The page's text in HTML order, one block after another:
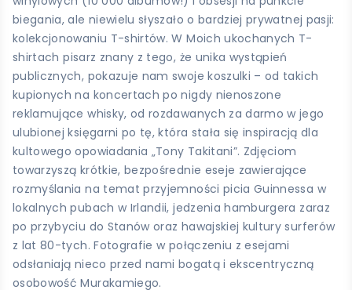
biegania, ale niewielu słyszało o bardziej prywatnej pasji:
kolekcjonowaniu T-shirtów. W Moich ukochanych T-
shirtach pisarz znany z tego, że unika wystąpień
publicznych, pokazuje nam swoje koszulki – od takich
kupionych na koncertach po nigdy nienoszone
reklamujące whisky, od rozdawanych za darmo w jego
ulubionej księgarni po tę, która stała się inspiracją dla
kultowego opowiadania „Tony Takitani”. Zdjęciom
towarzyszą krótkie, bezpośrednie eseje zawierające
rozmyślania na temat przyjemności picia Guinnessa w
lokalnych pubach w Irlandii, jedzenia hamburgera zaraz
po przybyciu do Stanów oraz hawajskiej kultury surferów
z lat 80-tych. Fotografie w połączeniu z esejami
odsłaniają nieco przed nami bogatą i ekscentryczną
osobowość Murakamiego.